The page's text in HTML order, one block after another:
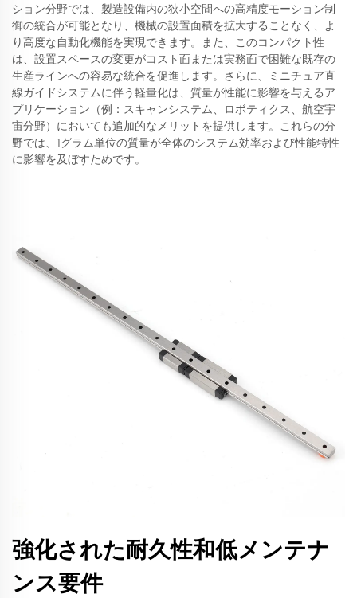
ション分野では、製造設備内の狭小空間への高精度モーション制
御の統合が可能となり、機械の設置面積を拡大することなく、よ
り高度な自動化機能を実現できます。また、このコンパクト性
は、設置スペースの変更がコスト面または実務面で困難な既存の
生産ラインへの容易な統合を促進します。さらに、ミニチュア直
線ガイドシステムに伴う軽量化は、質量が性能に影響を与えるア
プリケーション（例：スキャンシステム、ロボティクス、航空宇
宙分野）においても追加的なメリットを提供します。これらの分
野では、1グラム単位の質量が全体のシステム効率および性能特性
に影響を及ぼすためです。
強化された耐久性和低メンテナ
ンス要件